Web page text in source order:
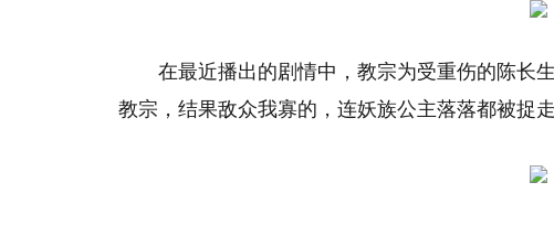
在最近播出的剧情中，教宗为受重伤的陈长
教宗，结果敌众我寡的，连妖族公主落落都被捉